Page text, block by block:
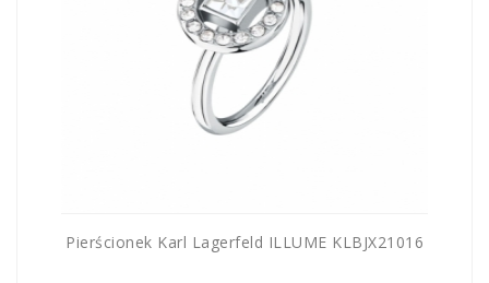
Pierścionek Karl Lagerfeld ILLUME KLBJX21016